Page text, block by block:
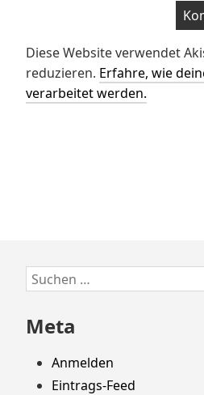
Diese Website verwendet
reduzieren. Erfahre, wie
verarbeitet werden.
Zum
Footer
springen
Suchen
nach:
Meta
Anmelden
Eintrags-Feed